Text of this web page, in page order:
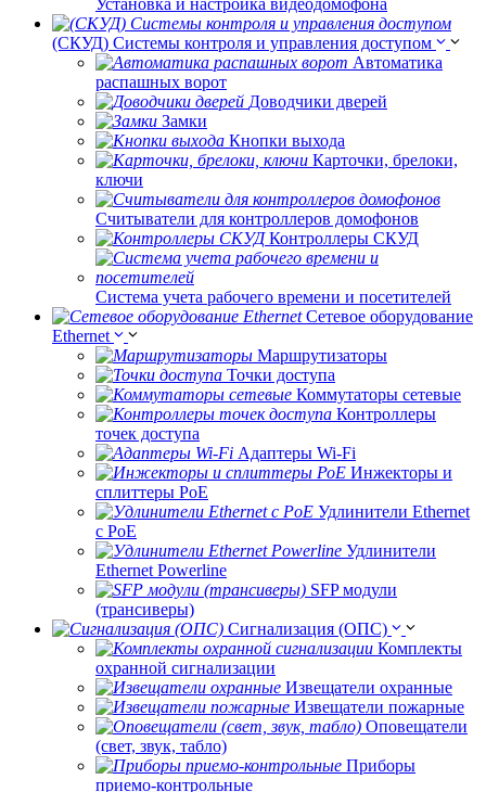
Установка и настройка видеодомофона
(СКУД) Системы контроля и управления доступом
Автоматика
распашных ворот
Доводчики дверей
Замки
Кнопки выхода
Карточки, брелоки,
ключи
Считыватели для контроллеров домофонов
Контроллеры СКУД
Система учета рабочего времени и посетителей
Сетевое оборудование
Ethernet
Маршрутизаторы
Точки доступа
Коммутаторы сетевые
Контроллеры
точек доступа
Адаптеры Wi-Fi
Инжекторы и
сплиттеры РоЕ
Удлинители Ethernet
с PoE
Удлинители
Ethernet Powerline
SFP модули
(трансиверы)
Сигнализация (ОПС)
Комплекты
охранной сигнализации
Извещатели охранные
Извещатели пожарные
Оповещатели
(свет, звук, табло)
Приборы
приемо-контрольные